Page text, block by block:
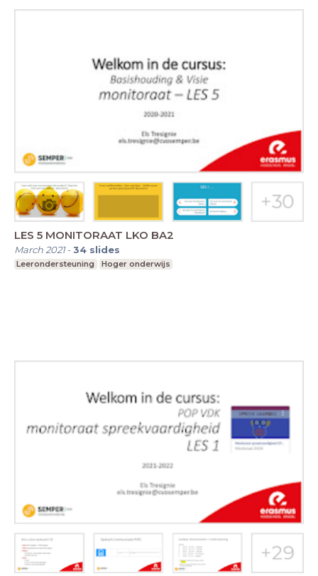
LES 5 MONITORAAT LKO BA2
March 2021-34 slides
Leerondersteuning Hoger onderwijs